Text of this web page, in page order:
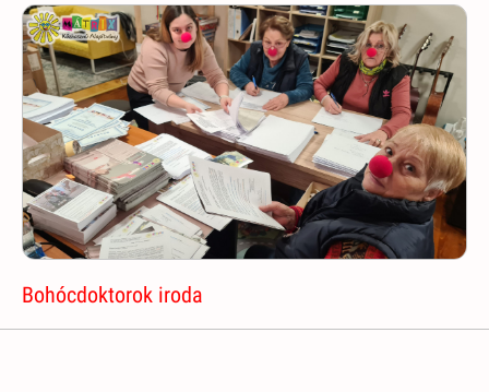
Bohócdoktorok iroda